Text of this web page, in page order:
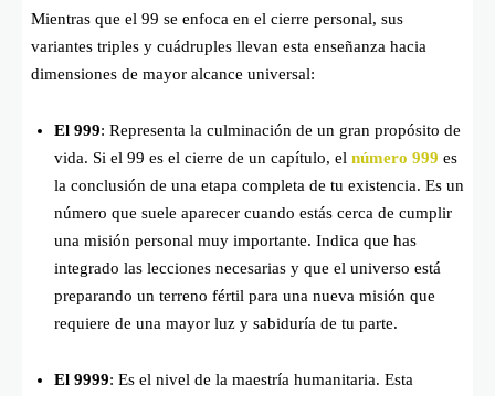
Mientras que el 99 se enfoca en el cierre personal, sus
variantes triples y cuádruples llevan esta enseñanza hacia
dimensiones de mayor alcance universal:
El 999: Representa la culminación de un gran propósito de
vida. Si el 99 es el cierre de un capítulo, el número 999 es
la conclusión de una etapa completa de tu existencia. Es un
número que suele aparecer cuando estás cerca de cumplir
una misión personal muy importante. Indica que has
integrado las lecciones necesarias y que el universo está
preparando un terreno fértil para una nueva misión que
requiere de una mayor luz y sabiduría de tu parte.
El 9999: Es el nivel de la maestría humanitaria. Esta